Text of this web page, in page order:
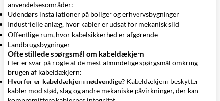
anvendelsesområder:
Udendørs installationer på boliger og erhvervsbygninger
Industrielle anlæg, hvor kabler er udsat for mekanisk slid
Offentlige rum, hvor kabelsikkerhed er afgørende
Landbrugsbygninger
Ofte stillede spørgsmål om kabeldækjern
Her er svar på nogle af de mest almindelige spørgsmål omkring
brugen af kabeldækjern:
Hvorfor er kabeldækjern nødvendige? Kabeldækjern beskytter
kabler mod stød, slag og andre mekaniske påvirkninger, der kan